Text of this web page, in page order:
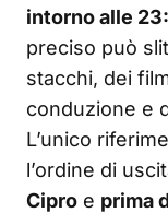
intorno alle
preciso può
stacchi, dei
conduzione e
L’unico
l’ordine di
Cipro e prima